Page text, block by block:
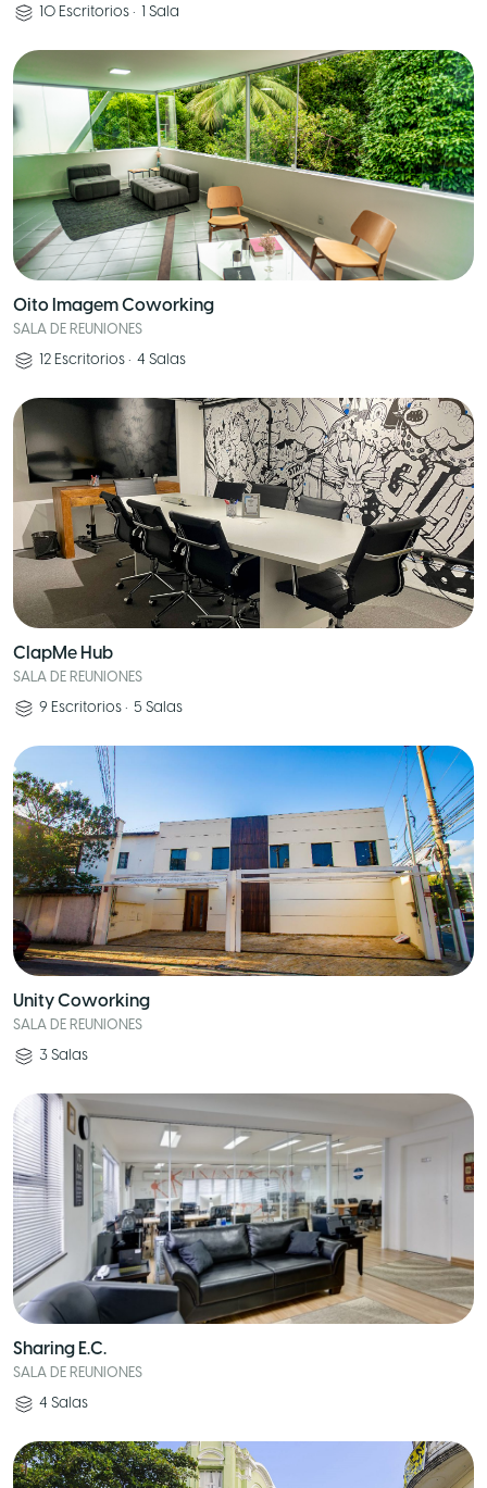
10 Escritorios • 1 Sala
Oito Imagem Coworking
SALA DE REUNIONES
12 Escritorios • 4 Salas
ClapMe Hub
SALA DE REUNIONES
9 Escritorios • 5 Salas
Unity Coworking
SALA DE REUNIONES
3 Salas
Sharing E.C.
SALA DE REUNIONES
4 Salas